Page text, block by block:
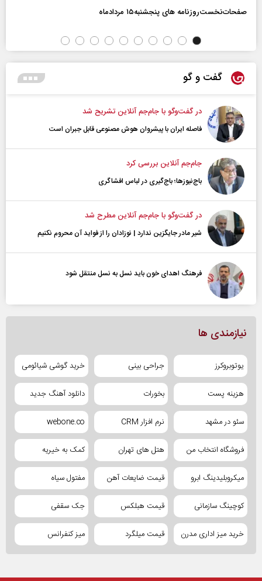
صفحات‌نخست‌روزنامه ها‌ی پنجشنبه‌۱۵ مردادماه
گفت و گو
در گفت‌و‌گو با جام‌جم آنلاین تشریح شد
فاصله ایران با پیشرو‌ان هوش مصنوعی قابل جبران است
جام‌جم آنلاین بررسی کرد
باج‌نیوزها؛ باج‌گیری در لباس افشاگری
در گفت‌و‌گو با جام‌جم آنلاین مطرح شد
شیر مادر جایگزین ندارد | نوزادان را از فواید آن محروم نکنیم
فرهنگ اهدای خون باید نسل به نسل منتقل شود
نیازمندی ها
یوتوبروکرز جراحی بینی خرید گوشی شیائومی
هزینه پست بخورات دانلود آهنگ جدید
سئو در مشهد نرم افزار CRM webone.co
فروشگاه انتخاب من هتل های تهران کمک به خیریه
میکروبلیدینگ ابرو قیمت ضایعات آهن مفتول سیاه
کوچینگ سازمانی قیمت هبلکس جک سقفی
خرید میز اداری مدرن قیمت میلگرد میز کنفرانس